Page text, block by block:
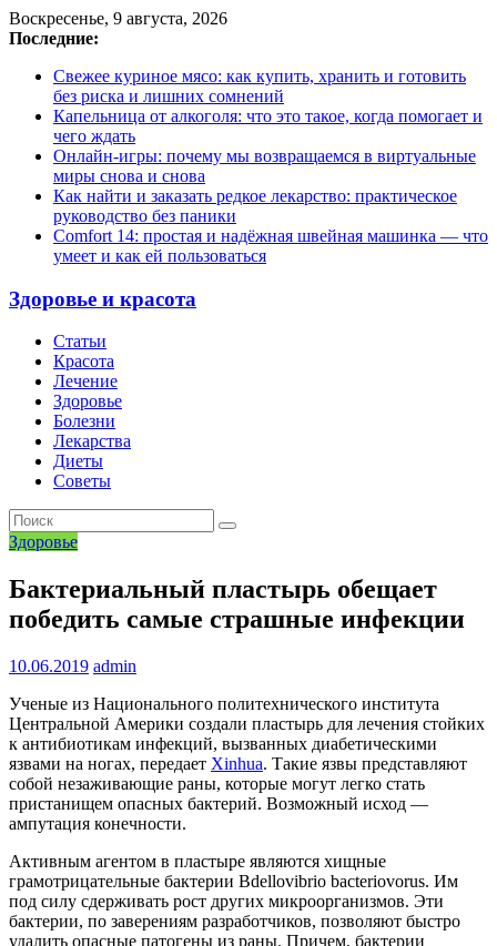
Воскресенье, 9 августа, 2026
Последние:
Свежее куриное мясо: как купить, хранить и готовить
без риска и лишних сомнений
Капельница от алкоголя: что это такое, когда помогает и
чего ждать
Онлайн-игры: почему мы возвращаемся в виртуальные
миры снова и снова
Как найти и заказать редкое лекарство: практическое
руководство без паники
Comfort 14: простая и надёжная швейная машинка — что
умеет и как ей пользоваться
Здоровье и красота
Статьи
Красота
Лечение
Здоровье
Болезни
Лекарства
Диеты
Советы
Здоровье
Бактериальный пластырь обещает
победить самые страшные инфекции
10.06.2019 admin
Ученые из Национального политехнического института
Центральной Америки создали пластырь для лечения стойких
к антибиотикам инфекций, вызванных диабетическими
язвами на ногах, передает Xinhua. Такие язвы представляют
собой незаживающие раны, которые могут легко стать
пристанищем опасных бактерий. Возможный исход —
ампутация конечности.
Активным агентом в пластыре являются хищные
грамотрицательные бактерии Bdellovibrio bacteriovorus. Им
под силу сдерживать рост других микроорганизмов. Эти
бактерии, по заверениям разработчиков, позволяют быстро
удалить опасные патогены из раны. Причем, бактерии